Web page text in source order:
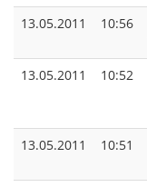
13.05.2011
10:56
13.05.2011
10:52
13.05.2011
10:51